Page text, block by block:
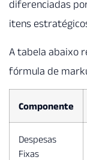
diferenciadas
itens
A tabela abaixo
fórmula de
Componente
Despesas
Fixas